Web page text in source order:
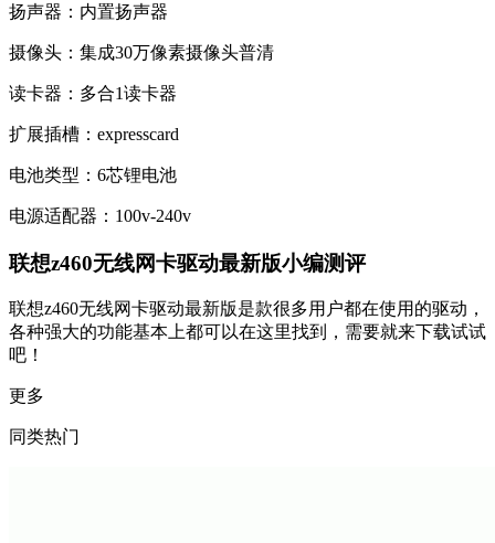
扬声器：内置扬声器
摄像头：集成30万像素摄像头普清
读卡器：多合1读卡器
扩展插槽：expresscard
电池类型：6芯锂电池
电源适配器：100v-240v
联想z460无线网卡驱动最新版小编测评
联想z460无线网卡驱动最新版是款很多用户都在使用的驱动，
各种强大的功能基本上都可以在这里找到，需要就来下载试试
吧！
更多
同类热门